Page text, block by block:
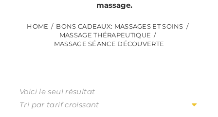
massage.
HOME
BONS CADEAUX: MASSAGES ET SOINS
MASSAGE THÉRAPEUTIQUE
MASSAGE SÉANCE DÉCOUVERTE
Voici le seul résultat